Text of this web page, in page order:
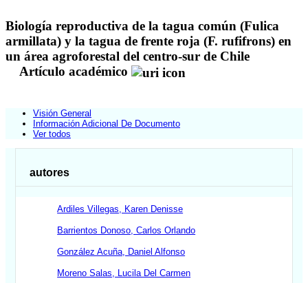
Biología reproductiva de la tagua común (Fulica
armillata) y la tagua de frente roja (F. rufifrons) en
un área agroforestal del centro-sur de Chile
Artículo académico
Visión General
Información Adicional De Documento
Ver todos
autores
Ardiles Villegas, Karen Denisse
Barrientos Donoso, Carlos Orlando
González Acuña, Daniel Alfonso
Moreno Salas, Lucila Del Carmen